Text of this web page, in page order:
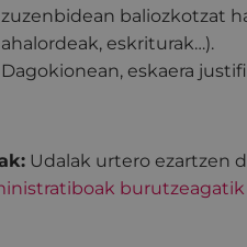
zuzenbidean baliozkotzat
ahalordeak, eskriturak…).
Dagokionean, eskaera
Udalak urtero ezartzen